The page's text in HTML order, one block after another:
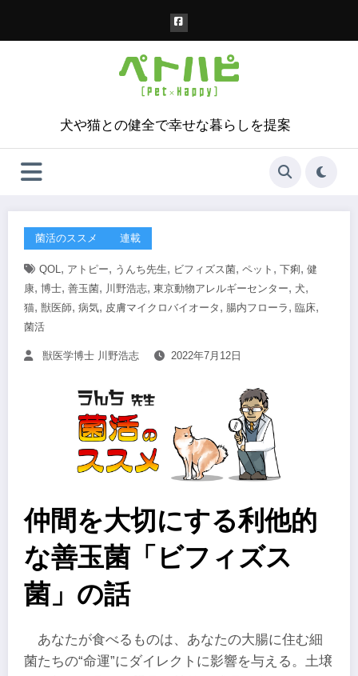
犬や猫との健全で幸せな暮らしを提案
菌活のススメ 連載
QOL, アトピー, うんち先生, ビフィズス菌, ペット , 下痢, 健
康, 博士, 善玉菌, 川野浩志, 東京動物アレルギーセンター, 犬,
猫, 獣医師, 病気, 皮膚マイクロバイオータ , 腸内フローラ , 臨床,
菌活
獣医学博士 川野浩志 2022年7月12日
仲間を大切にする利他的
な善玉菌「ビフィズス
菌」の話
あなたが食べるものは、あなたの大腸に住む細
菌たちの“命運”にダイレクトに影響を与える。土壌